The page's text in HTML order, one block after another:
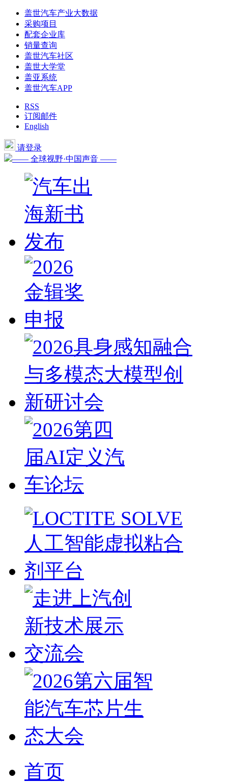
盖世汽车产业大数据
采购项目
配套企业库
销量查询
盖世汽车社区
盖世大学堂
盖亚系统
盖世汽车APP
RSS
订阅邮件
English
请登录
—— 全球视野·中国声音 ——
首页